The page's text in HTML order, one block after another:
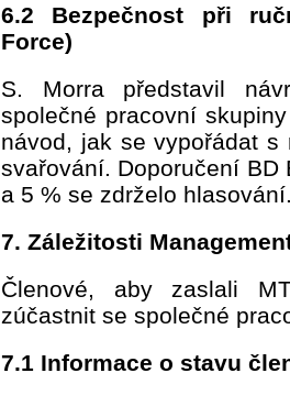
6.2 Bezpečnost při
Force)
S. Morra představil
společné pracovní
návod, jak se vypořádat
svařování. Doporučení BD
a 5 % se zdrželo
7. Záležitosti
Členové, aby zaslali
zúčastnit se společné
7.1 Informace o stavu